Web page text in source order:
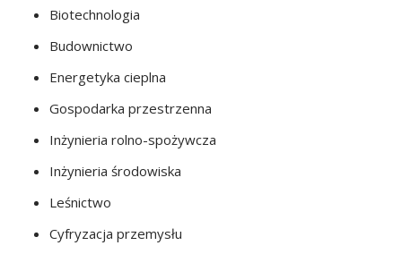
Biotechnologia
Budownictwo
Energetyka cieplna
Gospodarka przestrzenna
Inżynieria rolno-spożywcza
Inżynieria środowiska
Leśnictwo
Cyfryzacja przemysłu